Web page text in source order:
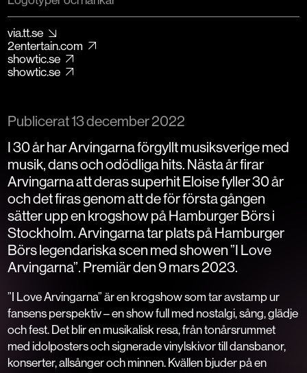
via.tt.se
2entertain.com
showtic.se
showtic.se
Publicerat13 december 2022
I 30 år har Arvingarna förgyllt musiksverige med
musik, dans och odödliga hits. Nästa år firar
Arvingarna att deras superhit Eloise fyller 30 år
och det firas genom att de för första gången
sätter upp en krogshow på Hamburger Börs i
Stockholm. Arvingarna tar plats på Hamburger
Börs legendariska scen med showen ”I Love
Arvingarna”. Premiär den 9 mars 2023.
”I Love Arvingarna” är en krogshow som tar avstamp ur
fansens perspektiv – en show full med nostalgi, sång, glädje
och fest. Det blir en musikalisk resa, från tonårsrummet
med idolposters och signerade vinylskivor till dansbanor,
konserter, allsånger och minnen. Kvällen bjuder på en